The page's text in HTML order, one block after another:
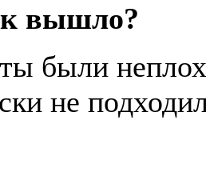
вышло?
были
не